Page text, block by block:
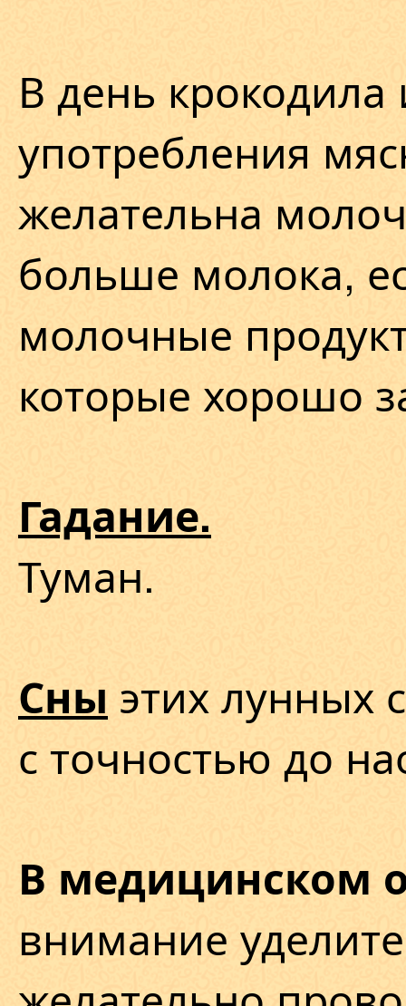
В день крокодила
употребления
желательна
больше молока,
молочные
которые хорошо
Гадание.
Туман.
Сны этих лунных
с точностью до
В медицинском
внимание